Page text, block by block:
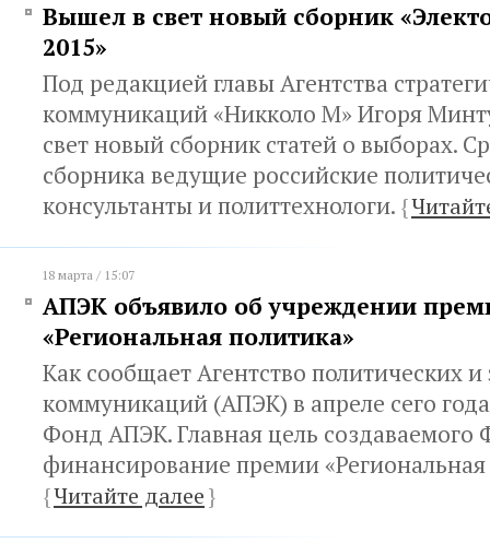
Вышел в свет новый сборник
2015»
Под редакцией главы Агентства
коммуникаций «Никколо М» Игоря
свет новый сборник статей о выборах.
сборника ведущие российские
консультанты и политтехнологи. {
18 марта / 15:07
АПЭК объявило об учреждении
«Региональная политика»
Как сообщает Агентство политических
коммуникаций (АПЭК) в апреле сего
Фонд АПЭК. Главная цель
финансирование премии «Региональная
{Читайте далее}